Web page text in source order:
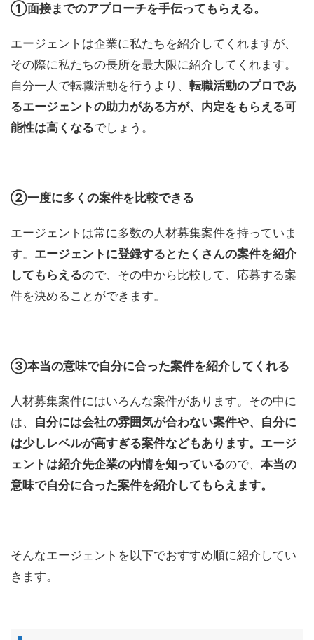
①面接までのアプローチを手伝ってもらえる。
エージェントは企業に私たちを紹介してくれますが、
その際に私たちの長所を最大限に紹介してくれます。
自分一人で転職活動を行うより、 転職活動のプロであ
るエージェントの助力がある方が、内定をもらえる可
能性は高くなるでしょう。
②一度に多くの案件を比較できる
エージェントは常に多数の人材募集案件を持っていま
す。 エージェントに登録するとたくさんの案件を紹介
してもらえるので、その中から比較して、応募する案
件を決めることができます。
③本当の意味で自分に合った案件を紹介してくれる
人材募集案件にはいろんな案件があります。その中に
は、 自分には会社の雰囲気が合わない案件や、自分に
は少しレベルが高すぎる案件などもあります。エージ
ェントは紹介先企業の内情を知っているので、 本当の
意味で自分に合った案件を紹介してもらえます。
そんなエージェントを以下でおすすめ順に紹介してい
きます。